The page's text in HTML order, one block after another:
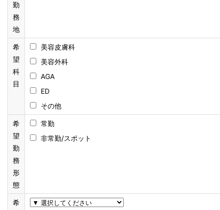
勤
務
地
希
望
科
目
美容皮膚科
美容外科
AGA
ED
その他
希
望
勤
務
形
態
常勤
非常勤/スポット
希